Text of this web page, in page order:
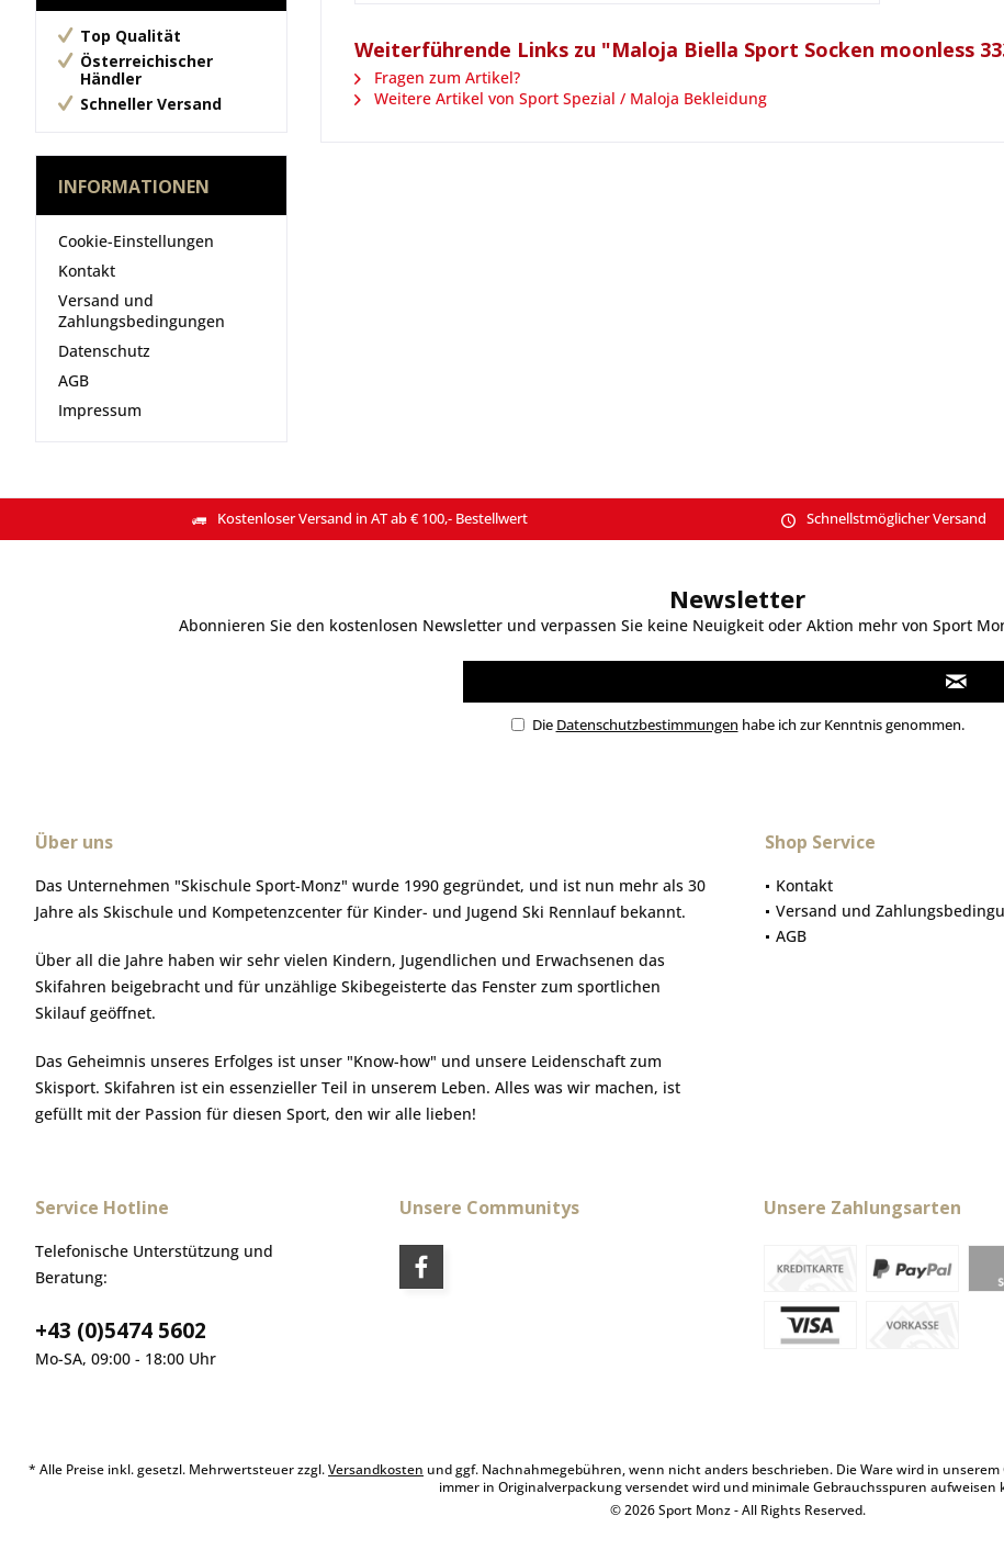
Top Qualität
Österreichischer
Händler
Schneller Versand
INFORMATIONEN
Cookie-Einstellungen
Kontakt
Versand und
Zahlungsbedingungen
Datenschutz
AGB
Impressum
Weiterführende Links zu "Maloja Biella Sport Socken moonless
Fragen zum Artikel?
Weitere Artikel von Sport Spezial / Maloja Bekleidung
Kostenloser Versand in AT ab € 100,- Bestellwert Schnellstmöglicher Versand
Newsletter
Abonnieren Sie den kostenlosen Newsletter und verpassen Sie keine Neuigkeit oder Aktion mehr von Sport
Die Datenschutzbestimmungen habe ich zur Kenntnis genommen.
Über uns
Das Unternehmen "Skischule Sport-Monz" wurde 1990 gegründet, und ist nun mehr als 30
Jahre als Skischule und Kompetenzcenter für Kinder- und Jugend Ski Rennlauf bekannt.
Über all die Jahre haben wir sehr vielen Kindern, Jugendlichen und Erwachsenen das
Skifahren beigebracht und für unzählige Skibegeisterte das Fenster zum sportlichen
Skilauf geöffnet.
Das Geheimnis unseres Erfolges ist unser "Know-how" und unsere Leidenschaft zum
Skisport. Skifahren ist ein essenzieller Teil in unserem Leben. Alles was wir machen, ist
gefüllt mit der Passion für diesen Sport, den wir alle lieben!
Shop Service
Kontakt
Versand und
AGB
Service Hotline
Telefonische Unterstützung und
Beratung:
+43 (0)5474 5602
Mo-SA, 09:00 - 18:00 Uhr
Unsere Communitys Unsere Zahlungsarten
* Alle Preise inkl. gesetzl. Mehrwertsteuer zzgl.Versandkosten und ggf. Nachnahmegebühren, wenn nicht anders beschrieben. Die Ware wird in
immer in Originalverpackung versendet wird und minimale Gebrauchsspuren aufweisen
© 2026 Sport Monz - All Rights Reserved.